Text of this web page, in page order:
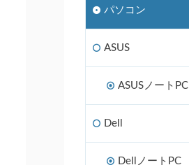
パソコン
ASUS
ASUSノートPC
Dell
DellノートPC